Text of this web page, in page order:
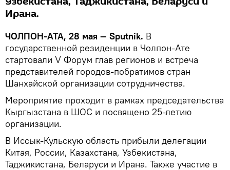
Ирана.
ЧОЛПОН-АТА, 28 мая — Sputnik. В
государственной резиденции в Чолпон-Ате
стартовали V Форум глав регионов и встреча
представителей городов-побратимов стран
Шанхайской организации сотрудничества.
Мероприятие проходит в рамках председательства
Кыргызстана в ШОС и посвящено 25-летию
организации.
В Иссык-Кульскую область прибыли делегации
Китая, России, Казахстана, Узбекистана,
Таджикистана, Беларуси и Ирана. Также участие в